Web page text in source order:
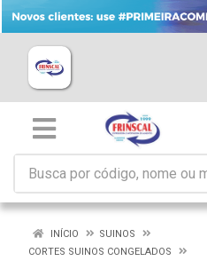
INÍCIO
SUINOS
CORTES SUINOS CONGELADOS